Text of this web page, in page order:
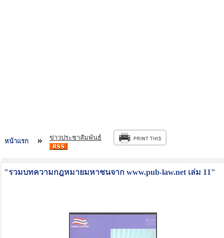
หน้าแรก ข่าวประชาสัมพันธ์
"รวมบทความกฎหมายมหาชนจาก www.pub-law.net เล่ม 11"